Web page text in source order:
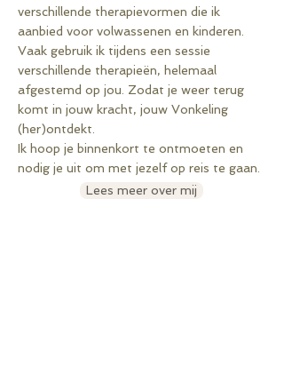
verschillende therapievormen die ik
aanbied voor volwassenen en kinderen.
Vaak gebruik ik tijdens een sessie
verschillende therapieën, helemaal
afgestemd op jou. Zodat je weer terug
komt in jouw kracht, jouw Vonkeling
(her)ontdekt.
Ik hoop je binnenkort te ontmoeten en
nodig je uit om met jezelf op reis te gaan.
Lees meer over mij